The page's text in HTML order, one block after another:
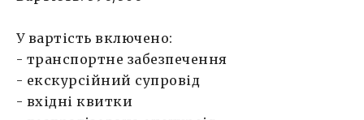
У вартість включено:
- транспортне забезпечення
- екскурсійний супровід
- вхідні квитки